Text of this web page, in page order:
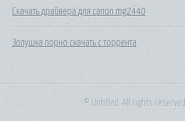
Скачать драйвера для canon mg2440
Золушка порно скачать с торрента
© Untitled. All rights reserved.